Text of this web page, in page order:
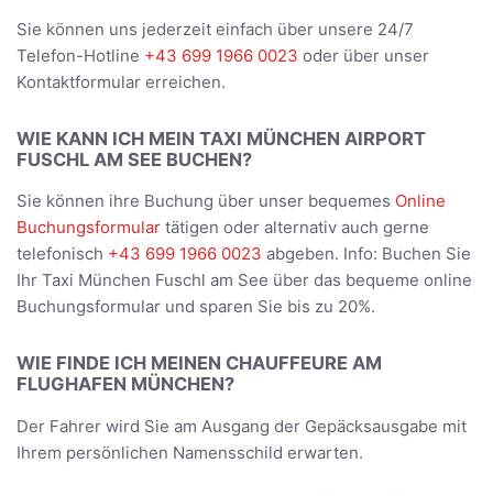
Sie können uns jederzeit einfach über unsere 24/7
Telefon-Hotline +43 699 1966 0023 oder über unser
Kontaktformular erreichen.
WIE KANN ICH MEIN TAXI MÜNCHEN AIRPORT
FUSCHL AM SEE BUCHEN?
Sie können ihre Buchung über unser bequemes Online
Buchungsformular tätigen oder alternativ auch gerne
telefonisch +43 699 1966 0023 abgeben. Info: Buchen Sie
Ihr Taxi München Fuschl am See über das bequeme online
Buchungsformular und sparen Sie bis zu 20%.
WIE FINDE ICH MEINEN CHAUFFEURE AM
FLUGHAFEN MÜNCHEN?
Der Fahrer wird Sie am Ausgang der Gepäcksausgabe mit
Ihrem persönlichen Namensschild erwarten.